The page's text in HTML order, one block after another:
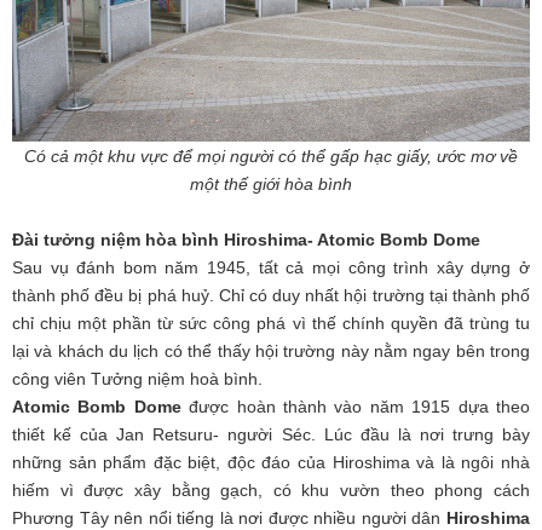
Có cả một khu vực để mọi người có thể gấp hạc giấy, ước mơ về
một thế giới hòa bình
Đài tưởng niệm hòa bình Hiroshima- Atomic Bomb Dome
Sau vụ đánh bom năm 1945, tất cả mọi công trình xây dựng ở
thành phố đều bị phá huỷ. Chỉ có duy nhất hội trường tại thành phố
chỉ chịu một phần từ sức công phá vì thế chính quyền đã trùng tu
lại và khách du lịch có thể thấy hội trường này nằm ngay bên trong
công viên Tưởng niệm hoà bình.
Atomic Bomb Domeđược hoàn thành vào năm 1915 dựa theo
thiết kế của Jan Retsuru- người Séc. Lúc đầu là nơi trưng bày
những sản phẩm đặc biệt, độc đáo của Hiroshima và là ngôi nhà
hiếm vì được xây bằng gạch, có khu vườn theo phong cách
Phương Tây nên nổi tiếng là nơi được nhiều người dân Hiroshima